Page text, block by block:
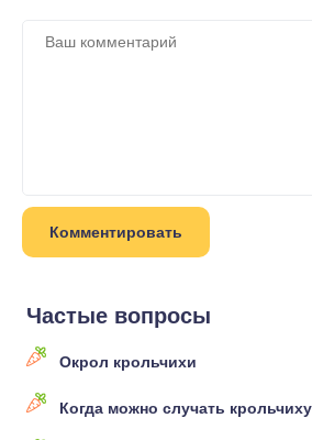
Частые вопросы
Окрол крольчихи
Когда можно случать